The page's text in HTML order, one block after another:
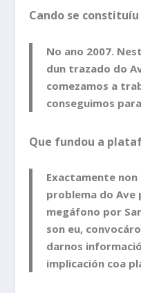
Cando se
No ano 2007.
dun trazado do
comezamos a
conseguimos
Que fundou a
Exactamente
problema do Ave
megáfono por
son eu,
darnos
implicación coa